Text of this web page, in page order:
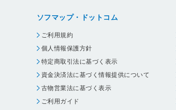
ソフマップ・ドットコム
ご利用規約
個人情報保護方針
特定商取引法に基づく表示
資金決済法に基づく情報提供について
古物営業法に基づく表示
ご利用ガイド